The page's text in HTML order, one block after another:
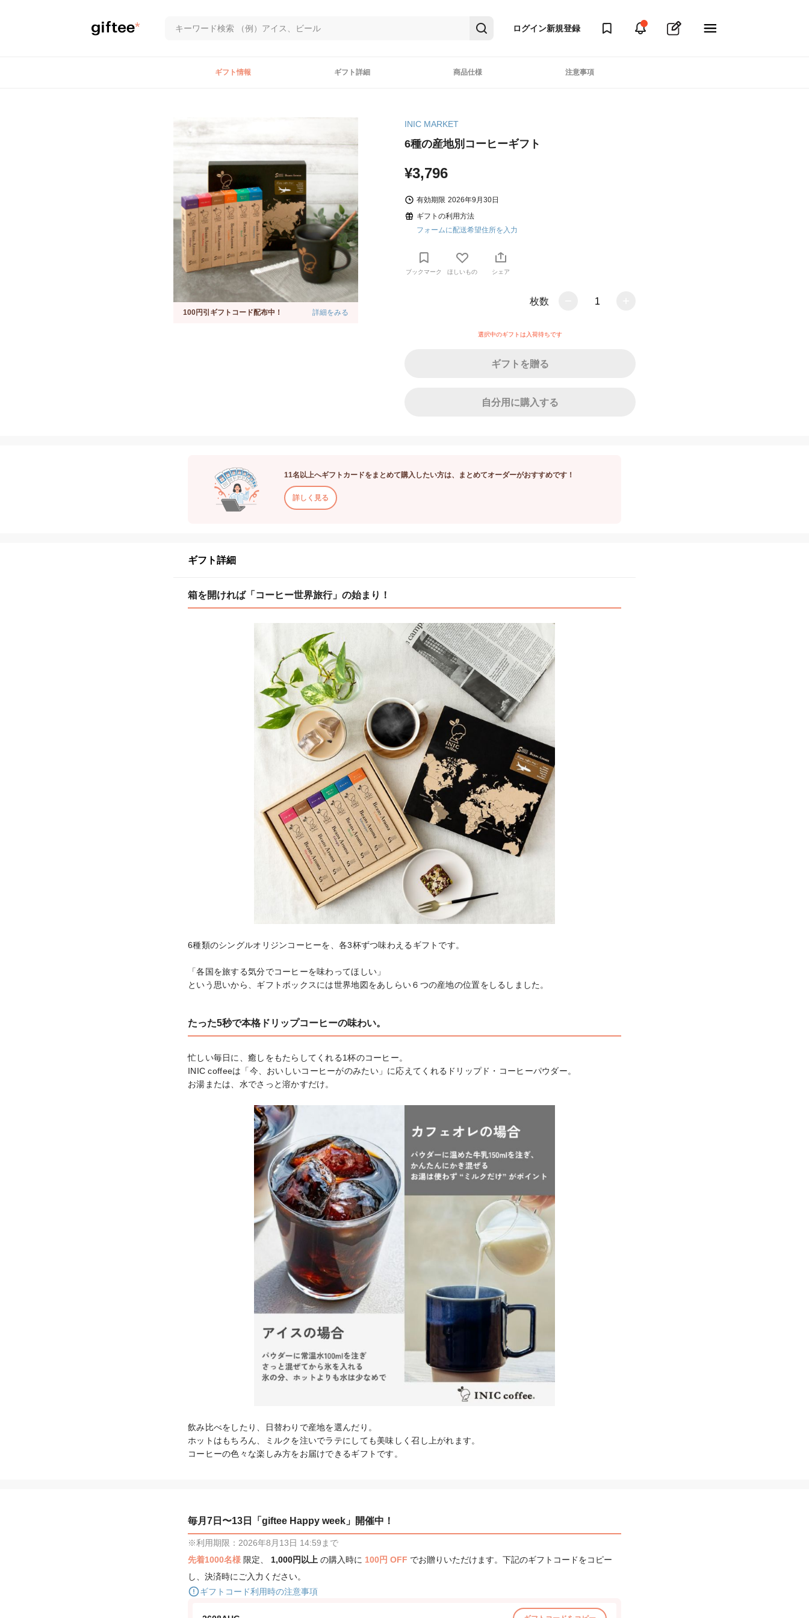
ログイン新規登録
ギフト情報 ギフト詳細 商品仕様 注意事項
100円引ギフトコード配布中！ 詳細をみる
INIC MARKET
6種の産地別コーヒーギフト
¥3,796
有効期限 2026年9月30日
ギフトの利用方法
フォームに配送希望住所を入力
ブックマーク ほしいもの シェア
枚数 1
選択中のギフトは入荷待ちです
ギフトを贈る
自分用に購入する
11名以上へギフトカードをまとめて購入したい方は、まとめてオーダーがおすすめです！
詳しく見る
ギフト詳細
箱を開ければ「コーヒー世界旅行」の始まり！
6種類のシングルオリジンコーヒーを、各3杯ずつ味わえるギフトです。
「各国を旅する気分でコーヒーを味わってほしい」
という思いから、ギフトボックスには世界地図をあしらい６つの産地の位置をしるしました。
たった5秒で本格ドリップコーヒーの味わい。
忙しい毎日に、癒しをもたらしてくれる1杯のコーヒー。
INIC coffeeは「今、おいしいコーヒーがのみたい」に応えてくれるドリップド・コーヒーパウダー。
お湯または、水でさっと溶かすだけ。
飲み比べをしたり、日替わりで産地を選んだり。
ホットはもちろん、ミルクを注いでラテにしても美味しく召し上がれます。
コーヒーの色々な楽しみ方をお届けできるギフトです。
毎月7日〜13日「giftee Happy week」開催中！
※利用期限：2026年8月13日 14:59まで
先着1000名様 限定、 1,000円以上 の購入時に 100円 OFF でお贈りいただけます。下記のギフトコードをコピー
し、決済時にご入力ください。
ギフトコード利用時の注意事項